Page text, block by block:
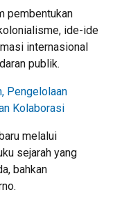
pembentukan
ide-ide
internasional
publik.
Pengelolaan
Kolaborasi
melalui
sejarah yang
bahkan